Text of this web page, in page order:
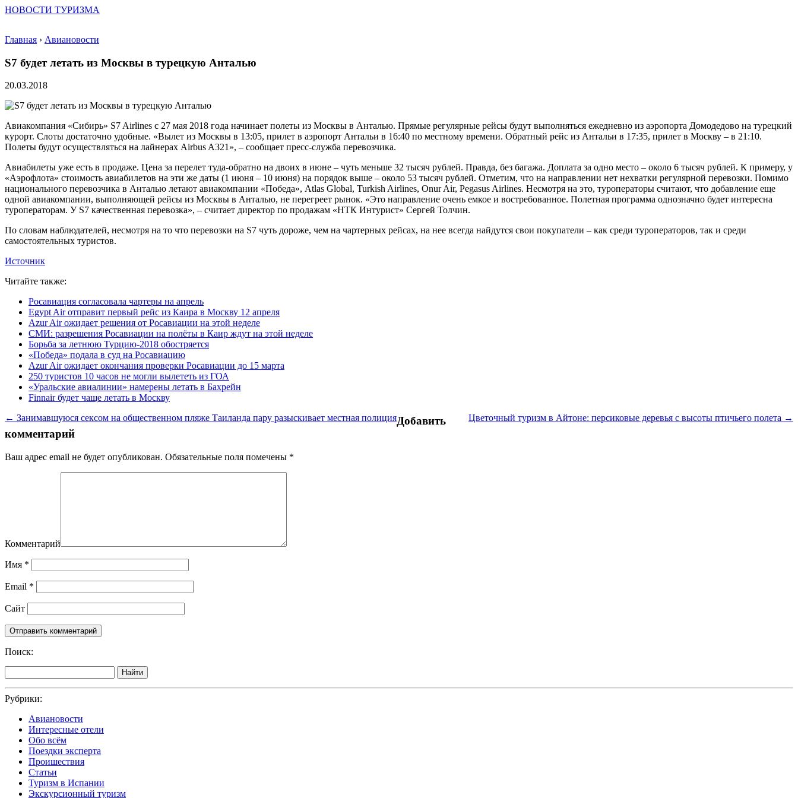
НОВОСТИ ТУРИЗМА
Главная › Авиановости
S7 будет летать из Москвы в турецкую Анталью
20.03.2018
Авиакомпания «Сибирь» S7 Airlines с 27 мая 2018 года начинает полеты из Москвы в Анталью. Прямые регулярные рейсы будут выполняться ежедневно из аэропорта Домодедово на турецкий
курорт. Слоты достаточно удобные. «Вылет из Москвы в 13:05, прилет в аэропорт Антальи в 16:40 по местному времени. Обратный рейс из Антальи в 17:35, прилет в Москву – в 21:10.
Полеты будут осуществляться на лайнерах Airbus A321», – сообщает пресс-служба перевозчика.
Авиабилеты уже есть в продаже. Цена за перелет туда-обратно на двоих в июне – чуть меньше 32 тысяч рублей. Правда, без багажа. Доплата за одно место – около 6 тысяч рублей. К примеру, у
«Аэрофлота» стоимость авиабилетов на эти же даты (1 июня – 10 июня) на порядок выше – около 53 тысяч рублей. Отметим, что на направлении нет нехватки регулярной перевозки. Помимо
национального перевозчика в Анталью летают авиакомпании «Победа», Atlas Global, Turkish Airlines, Onur Air, Pegasus Airlines. Несмотря на это, туроператоры считают, что добавление еще
одной авиакомпании, выполняющей рейсы из Москвы в Анталью, не перегреет рынок. «Это направление очень емкое и востребованное. Полетная программа однозначно будет интересна
туроператорам. У S7 качественная перевозка», – считает директор по продажам «НТК Интурист» Сергей Толчин.
По словам наблюдателей, несмотря на то что перевозки на S7 чуть дороже, чем на чартерных рейсах, на нее всегда найдутся свои покупатели – как среди туроператоров, так и среди
самостоятельных туристов.
Источник
Читайте также:
Росавиация согласовала чартеры на апрель
Egypt Air отправит первый рейс из Каира в Москву 12 апреля
Azur Air ожидает решения от Росавиации на этой неделе
СМИ: разрешения Росавиации на полёты в Каир ждут на этой неделе
Борьба за летнюю Турцию-2018 обостряется
«Победа» подала в суд на Росавиацию
Azur Air ожидает окончания проверки Росавиации до 15 марта
250 туристов 10 часов не могли вылететь из ГОА
«Уральские авиалинии» намерены летать в Бахрейн
Finnair будет чаще летать в Москву
← Занимавшуюся сексом на общественном пляже Таиланда пару разыскивает местная полиция
Цветочный туризм в Айтоне: персиковые деревья с высоты птичьего полета →
Добавить
комментарий
Ваш адрес email не будет опубликован. Обязательные поля помечены *
Комментарий
Имя *
Email *
Сайт
Поиск:
Найти
Рубрики:
Авиановости
Интересные отели
Обо всём
Поездки эксперта
Проишествия
Статьи
Туризм в Испании
Экскурсионный туризм